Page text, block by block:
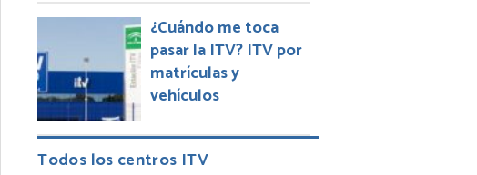
¿Cuándo me toca
pasar la ITV? ITV por
matrículas y
vehículos
Todos los centros ITV